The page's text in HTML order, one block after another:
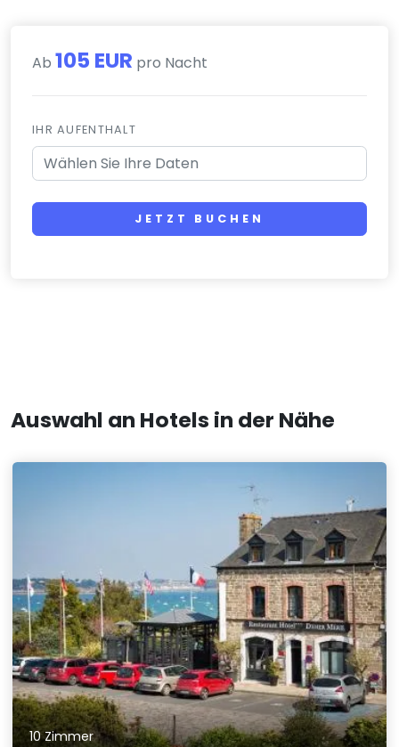
Ab 105 EUR pro Nacht
IHR AUFENTHALT
JETZT BUCHEN
Auswahl an Hotels in der Nähe
10 Zimmer